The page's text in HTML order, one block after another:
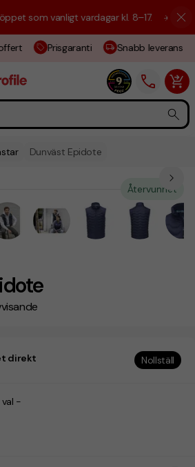
som vanligt vardagar kl. 8–17. ☀️ Vi är
Prisgaranti Snabb leverans
Dunväst Epidote
Återvunnet
direkt Nollställ
-